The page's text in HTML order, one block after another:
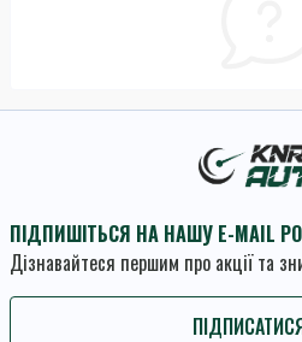
ПІДПИШІТЬСЯ НА НАШУ E-MAIL
Дізнавайтеся першим про акції та